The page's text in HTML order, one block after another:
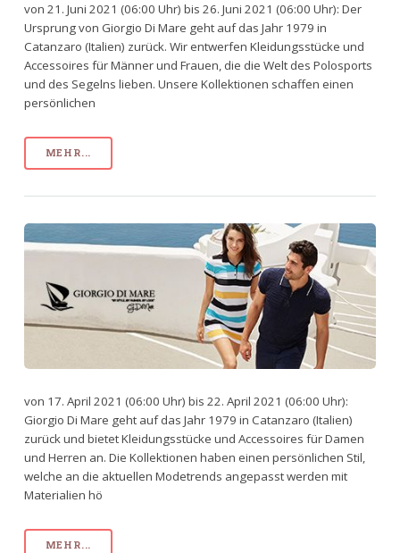
von 21. Juni 2021 (06:00 Uhr) bis 26. Juni 2021 (06:00 Uhr): Der
Ursprung von Giorgio Di Mare geht auf das Jahr 1979 in
Catanzaro (Italien) zurück. Wir entwerfen Kleidungsstücke und
Accessoires für Männer und Frauen, die die Welt des Polosports
und des Segelns lieben. Unsere Kollektionen schaffen einen
persönlichen
MEHR...
von 17. April 2021 (06:00 Uhr) bis 22. April 2021 (06:00 Uhr):
Giorgio Di Mare geht auf das Jahr 1979 in Catanzaro (Italien)
zurück und bietet Kleidungsstücke und Accessoires für Damen
und Herren an. Die Kollektionen haben einen persönlichen Stil,
welche an die aktuellen Modetrends angepasst werden mit
Materialien hö
MEHR...